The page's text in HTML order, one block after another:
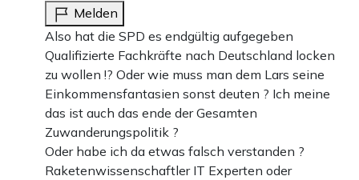
Melden
Also hat die SPD es endgültig aufgegeben
Qualifizierte Fachkräfte nach Deutschland locken
zu wollen !? Oder wie muss man dem Lars seine
Einkommensfantasien sonst deuten ? Ich meine
das ist auch das ende der Gesamten
Zuwanderungspolitik ?
Oder habe ich da etwas falsch verstanden ?
Raketenwissenschaftler IT Experten oder